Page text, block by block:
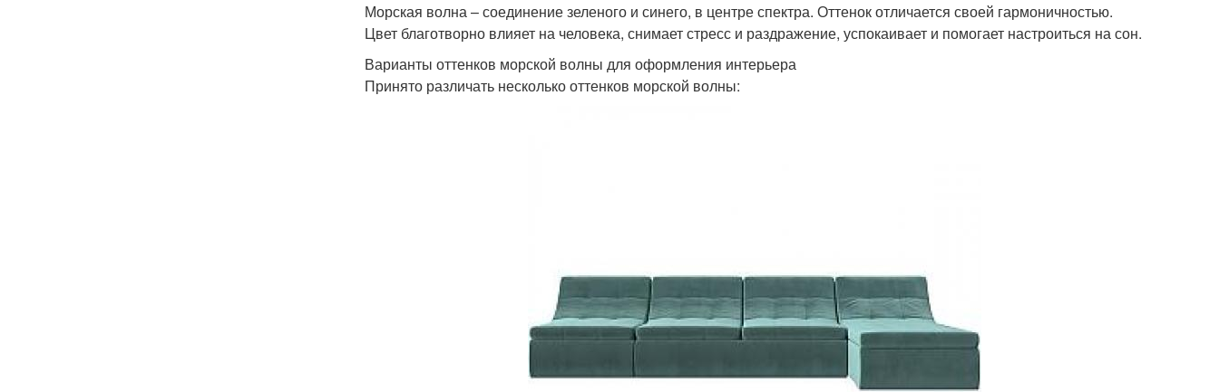
Морская волна – соединение зеленого и синего, в центре спектра. Оттенок отличается своей гармоничностью.
Цвет благотворно влияет на человека, снимает стресс и раздражение, успокаивает и помогает настроиться на сон.
Варианты оттенков морской волны для оформления интерьера
Принято различать несколько оттенков морской волны: